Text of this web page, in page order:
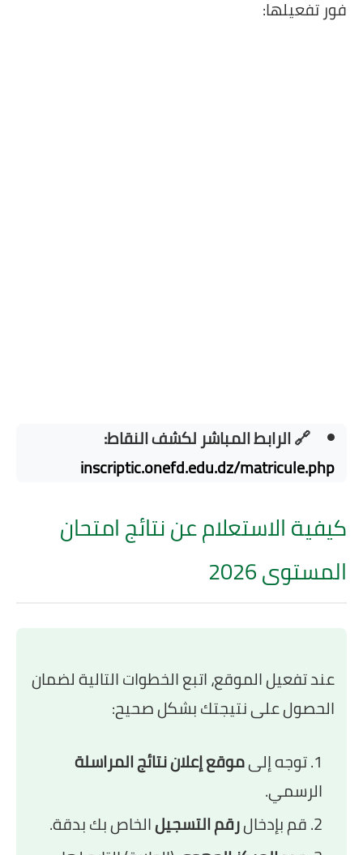
فور تفعيلها:
🔗 الرابط المباشر لكشف النقاط:
inscriptic.onefd.edu.dz/matricule.php
كيفية الاستعلام عن نتائج امتحان
المستوى 2026
عند تفعيل الموقع، اتبع الخطوات التالية لضمان
الحصول على نتيجتك بشكل صحيح:
توجه إلىموقع إعلان نتائج المراسلة
الرسمي.
قم بإدخالرقم التسجيلالخاص بك بدقة.